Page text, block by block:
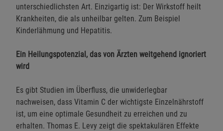
unterschiedlichsten Art. Einzigartig ist: Der Wirkstoff heilt
Krankheiten, die als unheilbar gelten. Zum Beispiel
Kinderlähmung und Hepatitis.
Ein Heilungspotenzial, das von Ärzten weitgehend ignoriert
wird
Es gibt Studien im Überfluss, die unwiderlegbar
nachweisen, dass Vitamin C der wichtigste Einzelnährstoff
ist, um eine optimale Gesundheit zu erreichen und zu
erhalten. Thomas E. Levy zeigt die spektakulären Effekte